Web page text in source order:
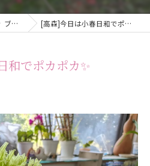
ブログ [高森]今日は小春日和でポカポカ✨
和でポカポカ✨